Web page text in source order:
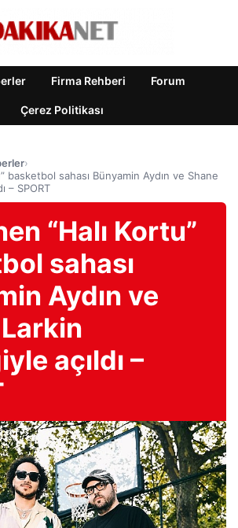
Firma Rehberi Forum
Çerez Politikası
›
basketbol sahası Bünyamin Aydın ve Shane
– SPORT
“Halı Kortu”
sahası
Aydın ve
açıldı –